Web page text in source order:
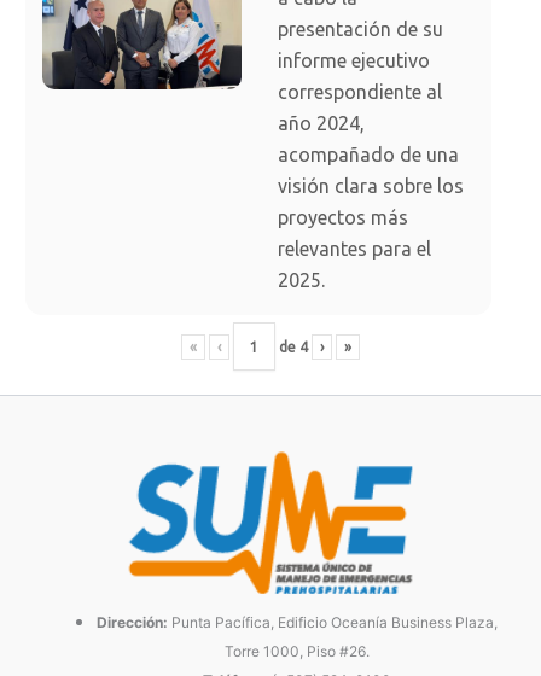
presentación de su
informe ejecutivo
correspondiente al
año 2024,
acompañado de una
visión clara sobre los
proyectos más
relevantes para el
2025.
« ‹ de 4 › »
Dirección: Punta Pacífica, Edificio Oceanía Business Plaza,
Torre 1000, Piso #26.